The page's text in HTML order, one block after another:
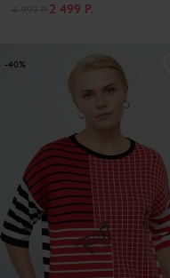
2 499 Р.
-40%